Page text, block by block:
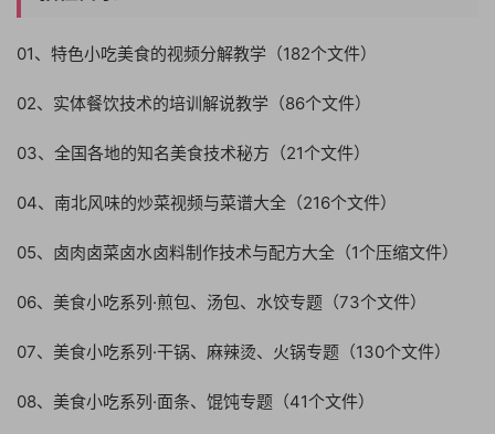
01、特色小吃美食的视频分解教学（182个文件）
02、实体餐饮技术的培训解说教学（86个文件）
03、全国各地的知名美食技术秘方（21个文件）
04、南北风味的炒菜视频与菜谱大全（216个文件）
05、卤肉卤菜卤水卤料制作技术与配方大全（1个压缩文件）
06、美食小吃系列·煎包、汤包、水饺专题（73个文件）
07、美食小吃系列·干锅、麻辣烫、火锅专题（130个文件）
08、美食小吃系列·面条、馄饨专题（41个文件）